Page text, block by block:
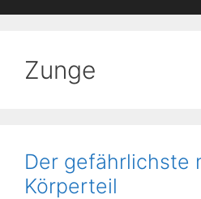
Zunge
Der gefährlichste
Körperteil